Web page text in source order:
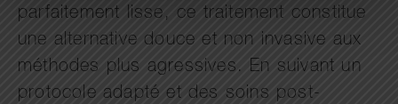
parfaitement lisse, ce traitement constitue
une alternative douce et non invasive aux
méthodes plus agressives. En suivant un
protocole adapté et des soins post-